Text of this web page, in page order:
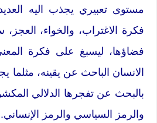
مستوى تعبيري يجذب اليه
فكرة الاغتراب، والخواء،
فضاؤها، ليسبغ على فكرة
الانسان الباحث عن يقينه، مثلما
بالبحث عن تفجرها الدلالي
والرمز السياسي والرمز الإنساني.